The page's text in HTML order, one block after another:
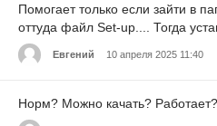
Помогает только если зайти в
оттуда файл Set-up.... Тогда
Евгений 10 апреля 2025 11:40
Норм? Можно качать? Работает?